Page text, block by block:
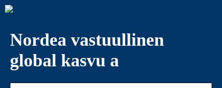
Nordea vastuullinen
global kasvu a